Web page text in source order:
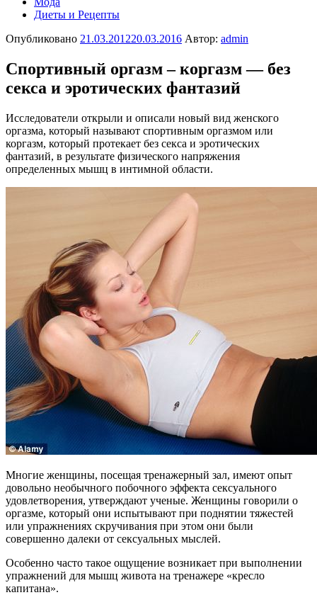
Диеты и Рецепты
Опубликовано 21.03.201220.03.2016 Автор: admin
Спортивный оргазм – коргазм — без
секса и эротических фантазий
Исследователи открыли и описали новый вид женского
оргазма, который называют спортивным оргазмом или
коргазм, который протекает без секса и эротических
фантазий, в результате физического напряжения
определенных мышц в интимной области.
Многие женщины, посещая тренажерный зал, имеют опыт
довольно необычного побочного эффекта сексуального
удовлетворения, утверждают ученые. Женщины говорили о
оргазме, который они испытывают при поднятии тяжестей
или упражнениях скручивания при этом они были
совершенно далеки от сексуальных мыслей.
Особенно часто такое ощущение возникает при выполнении
упражнений для мышц живота на тренажере «кресло
капитана».